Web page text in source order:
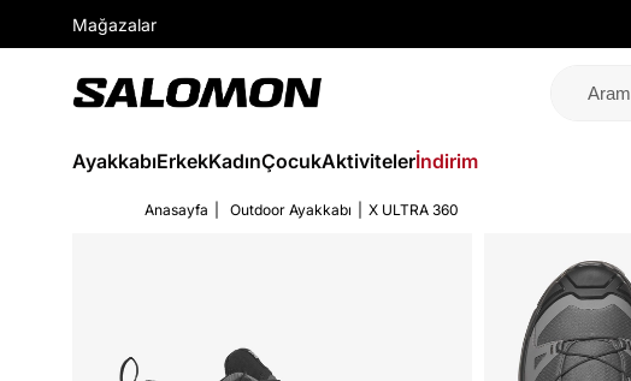
Mağazalar
AyakkabıErkekKadınÇocukAktivitelerİndirim
Anasayfa Outdoor Ayakkabı X ULTRA 360